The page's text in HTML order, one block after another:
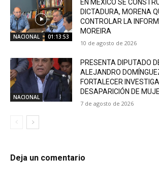
NACIONAL 01:13:53
EN MÉXICO SE
DICTADURA, MORENA
CONTROLAR LA
MOREIRA
10 de agosto de 2026
NACIONAL
PRESENTA DIPUTADO
ALEJANDRO
FORTALECER
DESAPARICIÓN DE
7 de agosto de 2026
Deja un comentario